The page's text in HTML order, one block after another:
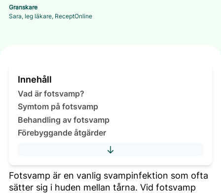
Granskare
Sara, leg läkare, ReceptOnline
Innehåll
Vad är fotsvamp?
Symtom på fotsvamp
Behandling av fotsvamp
Förebyggande åtgärder
Fotsvamp är en vanlig svampinfektion som ofta
sätter sig i huden mellan tårna. Vid fotsvamp